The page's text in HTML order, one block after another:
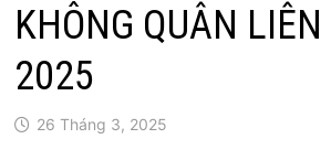
KHÔNG QUÂN
2025
26 Tháng 3, 2025